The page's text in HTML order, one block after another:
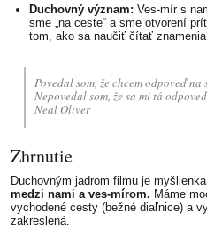
Duchovný význam: Ves-mír s
sme „na ceste“ a sme otvorení
tom, ako sa naučiť čítať
Povedal som, že chcem odpoveď na
Nepovedal som, že sa mi tá
Neal Oliver
Zhrnutie
Duchovným jadrom filmu je
medzi nami a ves-mírom. Máme
vychodené cesty (bežné diaľnice) a
zakreslená.